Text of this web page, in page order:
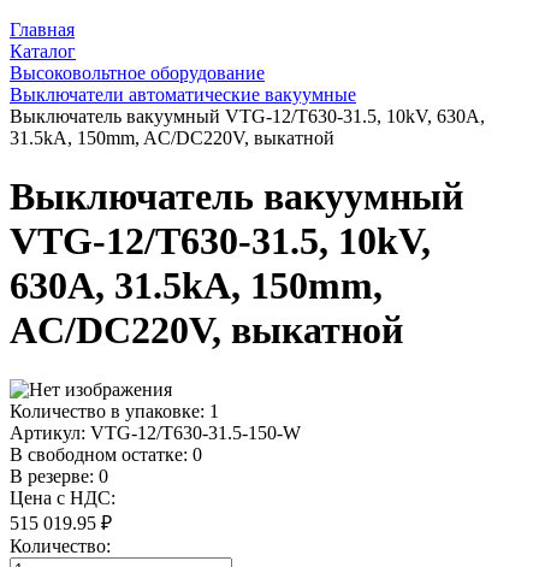
Главная
Каталог
Высоковольтное оборудование
Выключатели автоматические вакуумные
Выключатель вакуумный VTG-12/T630-31.5, 10kV, 630A,
31.5kA, 150mm, AC/DC220V, выкатной
Выключатель вакуумный
VTG-12/T630-31.5, 10kV,
630A, 31.5kA, 150mm,
AC/DC220V, выкатной
Количество в упаковке: 1
Артикул: VTG-12/T630-31.5-150-W
В свободном остатке: 0
В резерве: 0
Цена с НДС:
515 019.95 ₽
Количество: